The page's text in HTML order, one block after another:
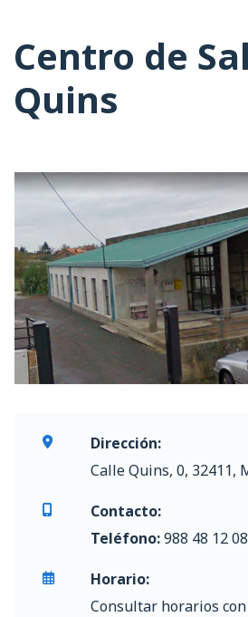
Centro de
Quins
Dirección:
Calle Quins, 0, 32411,
Contacto:
Teléfono:988 48 12 08
Horario:
Consultar horarios